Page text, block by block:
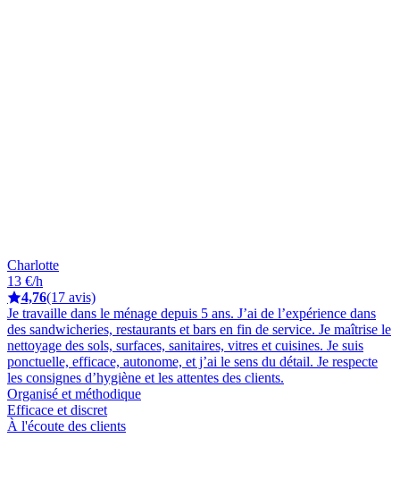
Charlotte
13 €/h
4,76(17 avis)
Je travaille dans le ménage depuis 5 ans. J’ai de l’expérience dans
des sandwicheries, restaurants et bars en fin de service. Je maîtrise le
nettoyage des sols, surfaces, sanitaires, vitres et cuisines. Je suis
ponctuelle, efficace, autonome, et j’ai le sens du détail. Je respecte
les consignes d’hygiène et les attentes des clients.
Organisé et méthodique
Efficace et discret
À l'écoute des clients